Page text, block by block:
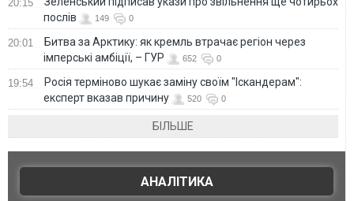
20:15
послів
149 0
20:01
Битва за Арктику: як кремль втрачає регіон через
імперські амбіції, – ГУР
652 0
19:54
Росія терміново шукає заміну своїм "Іскандерам":
експерт вказав причину
520 0
БІЛЬШЕ
АНАЛІТИКА